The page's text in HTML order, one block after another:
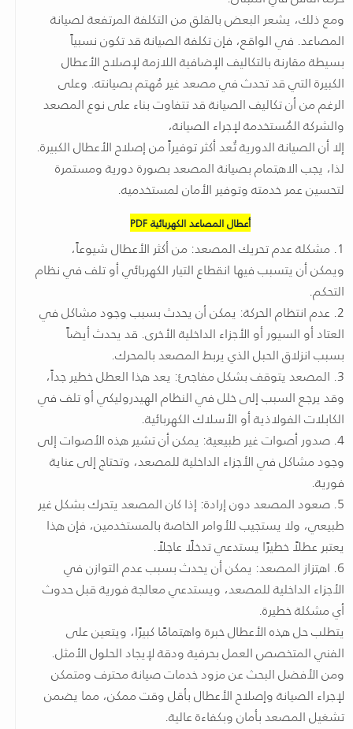
ومع ذلك، يشعر البعض بالقلق من التكلفة المرتفعة لصيانة
المصاعد. في الواقع، فإن تكلفة الصيانة قد تكون نسبياً
بسيطة مقارنة بالتكاليف الإضافية اللازمة لإصلاح الأعطال
الكبيرة التي قد تحدث في مصعد غير مُهتم بصيانته. وعلى
الرغم من أن تكاليف الصيانة قد تتفاوت بناء على نوع المصعد
والشركة المُستخدمة لإجراء الصيانة،
إلا أن الصيانة الدورية تُعد أكثر توفيراً من إصلاح الأعطال الكبيرة.
لذا، يجب الاهتمام بصيانة المصعد بصورة دورية ومستمرة
لتحسين عمر خدمته وتوفير الأمان لمستخدميه.
أعطال المصاعد الكهربائية PDF
1. مشكلة عدم تحريك المصعد: من أكثر الأعطال شيوعاً،
ويمكن أن يتسبب فيها انقطاع التيار الكهربائي أو تلف في نظام
التحكم.
2. عدم انتظام الحركة: يمكن أن يحدث بسبب وجود مشاكل في
العتاد أو السيور أو الأجزاء الداخلية الأخرى. قد يحدث أيضاً
بسبب انزلاق الحبل الذي يربط المصعد بالمحرك.
3. المصعد يتوقف بشكل مفاجئ: يعد هذا العطل خطير جداً،
وقد يرجع السبب إلى خلل في النظام الهيدروليكي أو تلف في
الكابلات الفولاذية أو الأسلاك الكهربائية.
4. صدور أصوات غير طبيعية: يمكن أن تشير هذه الأصوات إلى
وجود مشاكل في الأجزاء الداخلية للمصعد، وتحتاج إلى عناية
فورية.
5. صعود المصعد دون إرادة: إذا كان المصعد يتحرك بشكل غير
طبيعي، ولا يستجيب للأوامر الخاصة بالمستخدمين، فإن هذا
يعتبر عطلاً خطيرًا يستدعي تدخلًا عاجلاً.
6. اهتزاز المصعد: يمكن أن يحدث بسبب عدم التوازن في
الأجزاء الداخلية للمصعد، ويستدعي معالجة فورية قبل حدوث
أي مشكلة خطيرة.
يتطلب حل هذه الأعطال خبرة واهتمامًا كبيرًا، ويتعين على
الفني المتخصص العمل بحرفية ودقة لإيجاد الحلول الأمثل.
ومن الأفضل البحث عن مزود خدمات صيانة محترف ومتمكن
لإجراء الصيانة وإصلاح الأعطال بأقل وقت ممكن، مما يضمن
تشغيل المصعد بأمان وبكفاءة عالية.